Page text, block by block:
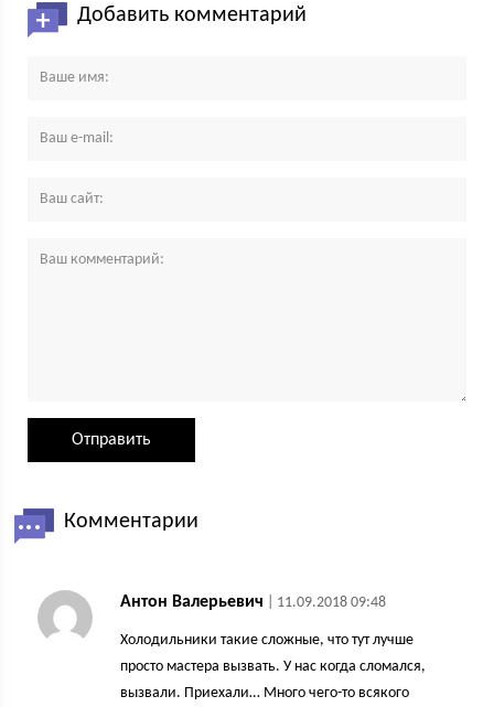
Добавить комментарий
Комментарии
Антон Валерьевич | 11.09.2018 09:48
Холодильники такие сложные, что тут лучше
просто мастера вызвать. У нас когда сломался,
вызвали. Приехали… Много чего-то всякого